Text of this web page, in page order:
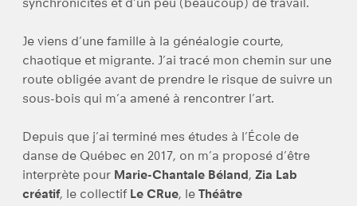
Je viens d’une famille à la généalogie courte,
chaotique et migrante. J’ai tracé mon chemin sur une
route obligée avant de prendre le risque de suivre un
sous-bois qui m’a amené à rencontrer l’art.
Depuis que j’ai terminé mes études à l’École de
danse de Québec en 2017, on m’a proposé d’être
interprète pour Marie-Chantale Béland, Zia Lab
créatif, le collectifLe CRue, le Théâtre